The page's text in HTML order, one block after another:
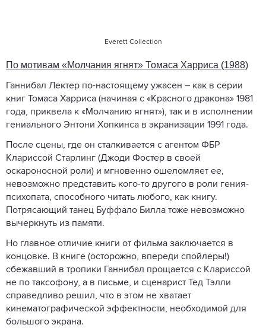
Everett Collection
По мотивам «Молчания ягнят» Томаса Харриса (1988)
Ганнибал Лектер по-настоящему ужасен – как в серии
книг Томаса Харриса (начиная с «Красного дракона» 1981
года, приквела к «Молчанию ягнят»), так и в исполнении
гениального Энтони Хопкинса в экранизации 1991 года.
После сцены, где он сталкивается с агентом ФБР
Клариссой Старлинг (Джоди Фостер в своей
оскароносной роли) и мгновенно ошеломляет ее,
невозможно представить кого-то другого в роли гения-
психопата, способного читать любого, как книгу.
Потрясающий танец Буффало Билла тоже невозможно
вычеркнуть из памяти.
Но главное отличие книги от фильма заключается в
концовке. В книге (осторожно, впереди спойлеры!)
сбежавший в тропики Ганнибал прощается с Клариссой
не по таксофону, а в письме, и сценарист Тед Тэлли
справедливо решил, что в этом не хватает
кинематографической эффектности, необходимой для
большого экрана.